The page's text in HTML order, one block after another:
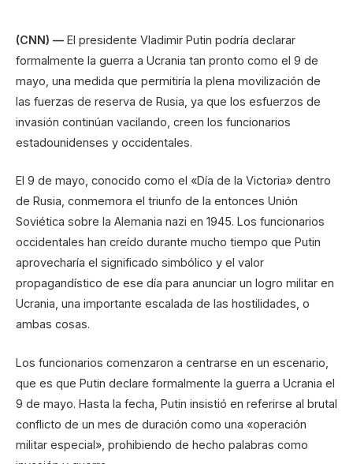
(CNN) — El presidente Vladimir Putin podría declarar
formalmente la guerra a Ucrania tan pronto como el 9 de
mayo, una medida que permitiría la plena movilización de
las fuerzas de reserva de Rusia, ya que los esfuerzos de
invasión continúan vacilando, creen los funcionarios
estadounidenses y occidentales.
El 9 de mayo, conocido como el «Día de la Victoria» dentro
de Rusia, conmemora el triunfo de la entonces Unión
Soviética sobre la Alemania nazi en 1945. Los funcionarios
occidentales han creído durante mucho tiempo que Putin
aprovecharía el significado simbólico y el valor
propagandístico de ese día para anunciar un logro militar en
Ucrania, una importante escalada de las hostilidades, o
ambas cosas.
Los funcionarios comenzaron a centrarse en un escenario,
que es que Putin declare formalmente la guerra a Ucrania el
9 de mayo. Hasta la fecha, Putin insistió en referirse al brutal
conflicto de un mes de duración como una «operación
militar especial», prohibiendo de hecho palabras como